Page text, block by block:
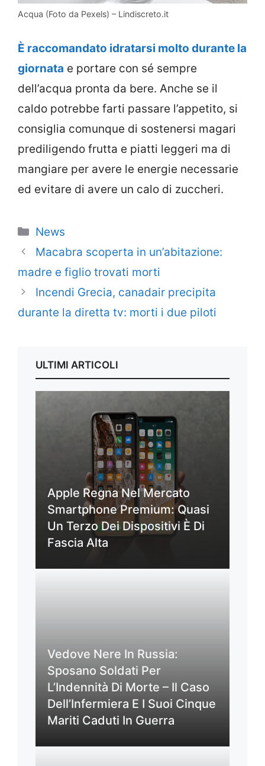
Acqua (Foto da Pexels) – Lindiscreto.it
È raccomandato idratarsi molto durante la
giornata e portare con sé sempre
dell’acqua pronta da bere. Anche se il
caldo potrebbe farti passare l’appetito, si
consiglia comunque di sostenersi magari
prediligendo frutta e piatti leggeri ma di
mangiare per avere le energie necessarie
ed evitare di avere un calo di zuccheri.
Categorie
News
Macabra scoperta in un’abitazione:
madre e figlio trovati morti
Incendi Grecia, canadair precipita
durante la diretta tv: morti i due piloti
ULTIMI ARTICOLI
Apple Regna Nel Mercato
Smartphone Premium: Quasi
Un Terzo Dei Dispositivi È Di
Fascia Alta
Vedove Nere In Russia:
Sposano Soldati Per
L’Indennità Di Morte – Il Caso
Dell’Infermiera E I Suoi Cinque
Mariti Caduti In Guerra